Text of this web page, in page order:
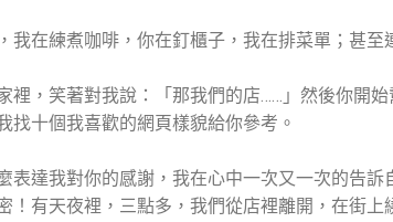
在練煮咖啡，你在釘櫃子，我在排菜單；甚至
，笑著對我說：「那我們的店……」然後你開
找十個我喜歡的網頁樣貌給你參考。
達我對你的感謝，我在心中一次又一次的告訴
有天夜裡，三點多，我們從店裡離開，在街上